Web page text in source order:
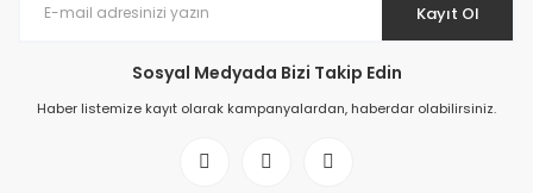
Kayıt Ol
Sosyal Medyada Bizi Takip Edin
Haber listemize kayıt olarak kampanyalardan, haberdar olabilirsiniz.